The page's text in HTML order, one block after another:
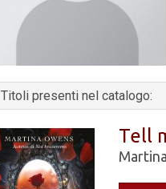
Titoli presenti nel catalogo:
Tell